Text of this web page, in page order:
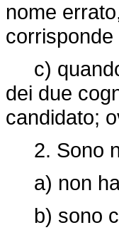
nome
c) quando
dei due
candidato;
2. Sono
a) non
b) sono